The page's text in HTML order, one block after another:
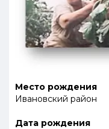
Место рождения
Ивановский район
Дата рождения